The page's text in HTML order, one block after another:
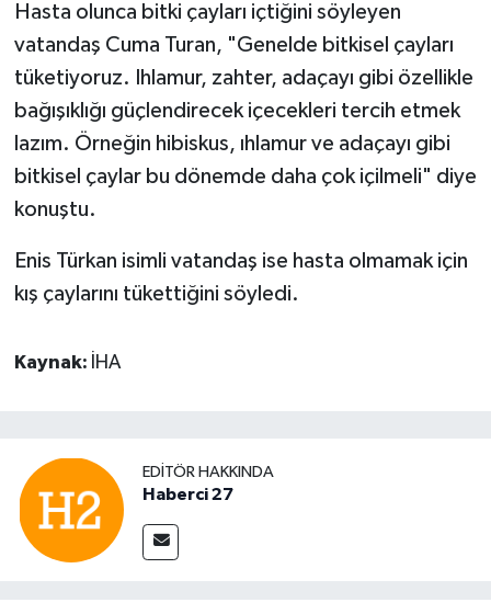
Hasta olunca bitki çayları içtiğini söyleyen
vatandaş Cuma Turan, "Genelde bitkisel çayları
tüketiyoruz. Ihlamur, zahter, adaçayı gibi özellikle
bağışıklığı güçlendirecek içecekleri tercih etmek
lazım. Örneğin hibiskus, ıhlamur ve adaçayı gibi
bitkisel çaylar bu dönemde daha çok içilmeli" diye
konuştu.
Enis Türkan isimli vatandaş ise hasta olmamak için
kış çaylarını tükettiğini söyledi.
Kaynak: İHA
EDITÖR HAKKINDA
Haberci 27